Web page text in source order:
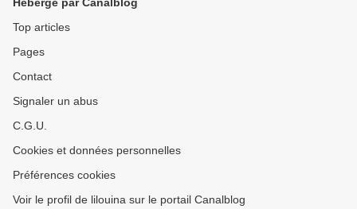
Top articles
Pages
Contact
Signaler un abus
C.G.U.
Cookies et données personnelles
Préférences cookies
Voir le profil de lilouina sur le portail Canalblog